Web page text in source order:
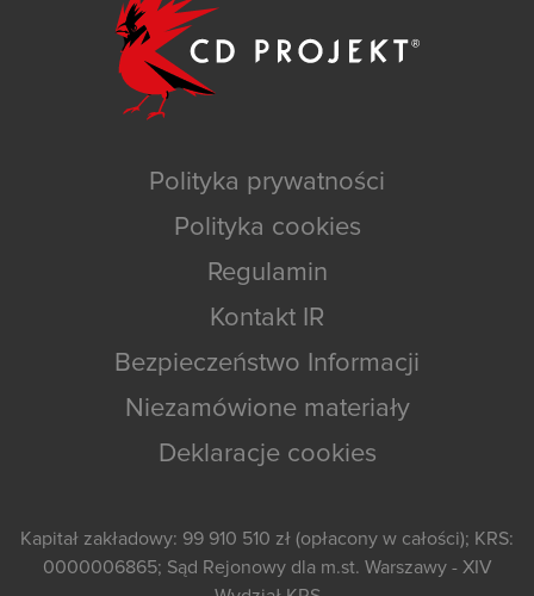
Polityka prywatności
Polityka cookies
Regulamin
Kontakt IR
Bezpieczeństwo Informacji
Niezamówione materiały
Deklaracje cookies
Kapitał zakładowy: 99 910 510 zł (opłacony w całości); KRS:
0000006865; Sąd Rejonowy dla m.st. Warszawy - XIV